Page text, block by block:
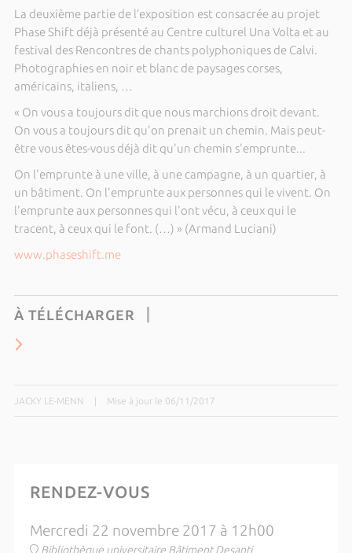
La deuxième partie de l’exposition est consacrée au projet
Phase Shift déjà présenté au Centre culturel Una Volta et au
festival des Rencontres de chants polyphoniques de Calvi.
Photographies en noir et blanc de paysages corses,
américains, italiens, …
« On vous a toujours dit que nous marchions droit devant.
On vous a toujours dit qu'on prenait un chemin. Mais peut-
être vous êtes-vous déjà dit qu'un chemin s'emprunte...
On l'emprunte à une ville, à une campagne, à un quartier, à
un bâtiment. On l'emprunte aux personnes qui le vivent. On
l'emprunte aux personnes qui l'ont vécu, à ceux qui le
tracent, à ceux qui le font. (…) » (Armand Luciani)
www.phaseshift.me
À TÉLÉCHARGER
JACKY LE-MENN Mise à jour le 06/11/2017
RENDEZ-VOUS
Mercredi 22 novembre 2017 à 12h00
Bibliothèque universitaire Bâtiment Desanti